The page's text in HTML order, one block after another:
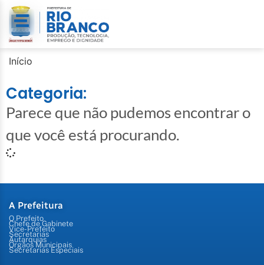
Início
Categoria:
Parece que não pudemos encontrar o
que você está procurando.
A Prefeitura
O Prefeito
Chefe de Gabinete
Vice-Prefeito
Secretarias
Autarquias
Órgãos Municipais
Secretarias Especiais